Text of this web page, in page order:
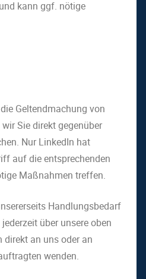
kann ggf. nötige
Geltendmachung von
Sie direkt gegenüber
Nur LinkedIn hat
auf die entsprechenden
Maßnahmen treffen.
Handlungsbedarf
über unsere oben
an uns oder an
wenden.